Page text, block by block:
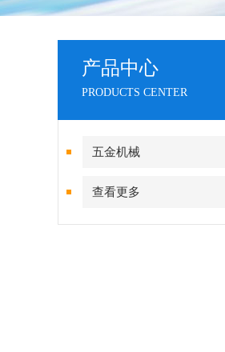
产品中心
PRODUCTS CENTER
五金机械
查看更多